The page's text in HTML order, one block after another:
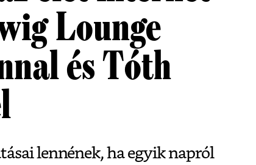
Lounge
és Tóth
lennének, ha egyik napról